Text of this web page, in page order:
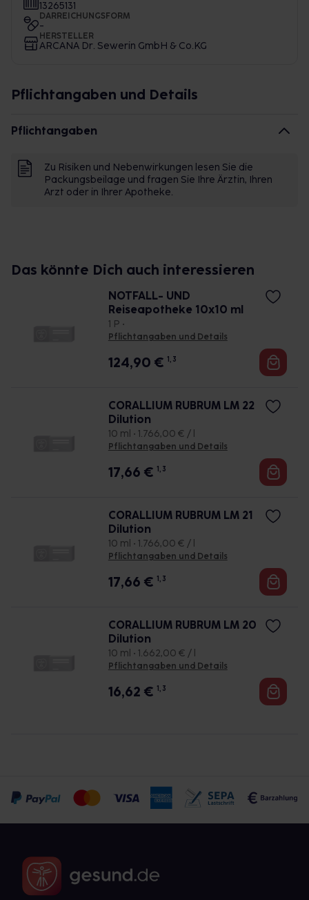
13265131
DARREICHUNGSFORM
-
HERSTELLER
ARCANA Dr. Sewerin GmbH & Co.KG
Pflichtangaben und Details
Pflichtangaben
Zu Risiken und Nebenwirkungen lesen Sie die
Packungsbeilage und fragen Sie Ihre Ärztin, Ihren
Arzt oder in Ihrer Apotheke.
Das könnte Dich auch interessieren
NOTFALL- UND
Reiseapotheke 10x10 ml
1 P •
Pflichtangaben und Details
124,90 € 1, 3
CORALLIUM RUBRUM LM 22
Dilution
10 ml • 1.766,00 € / l
Pflichtangaben und Details
17,66 € 1, 3
CORALLIUM RUBRUM LM 21
Dilution
10 ml • 1.766,00 € / l
Pflichtangaben und Details
17,66 € 1, 3
CORALLIUM RUBRUM LM 20
Dilution
10 ml • 1.662,00 € / l
Pflichtangaben und Details
16,62 € 1, 3